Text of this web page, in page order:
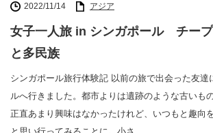
2022/11/14 アジア
女子一人旅 in シンガポール チー
と多民族
シンガポール旅行体験記 以前の旅で出会った友達
ルへ行きました。都市よりは遺跡のような古いも
正直あまり興味はなかったけれど、いつもと趣向